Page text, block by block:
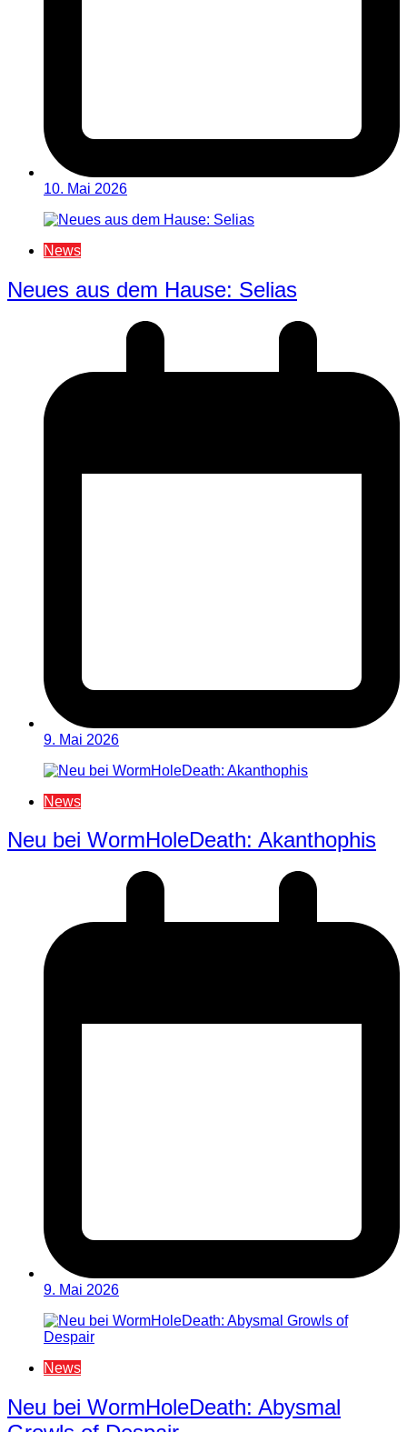
10. Mai 2026
News
Neues aus dem Hause: Selias
9. Mai 2026
News
Neu bei WormHoleDeath: Akanthophis
9. Mai 2026
News
Neu bei WormHoleDeath: Abysmal